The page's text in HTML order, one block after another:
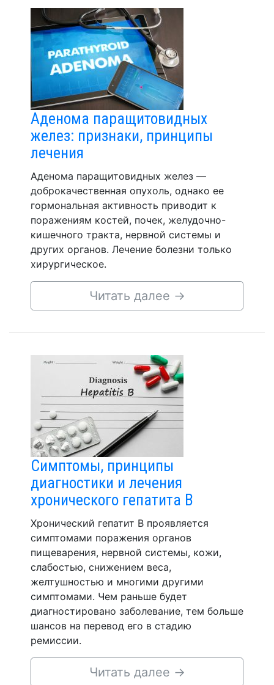
Аденома паращитовидных
желез: признаки, принципы
лечения
Аденома паращитовидных желез —
доброкачественная опухоль, однако ее
гормональная активность приводит к
поражениям костей, почек, желудочно-
кишечного тракта, нервной системы и
других органов. Лечение болезни только
хирургическое.
Читать далее →
Симптомы, принципы
диагностики и лечения
хронического гепатита В
Хронический гепатит В проявляется
симптомами поражения органов
пищеварения, нервной системы, кожи,
слабостью, снижением веса,
желтушностью и многими другими
симптомами. Чем раньше будет
диагностировано заболевание, тем больше
шансов на перевод его в стадию
ремиссии.
Читать далее →